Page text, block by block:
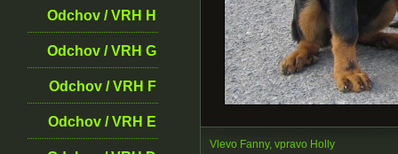
Odchov / VRH H
Odchov / VRH G
Odchov / VRH F
Odchov / VRH E
Vlevo Fanny, vpravo Holly